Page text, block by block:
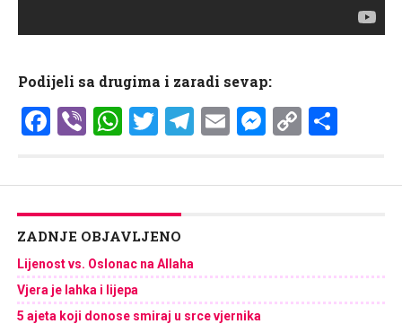
Podijeli sa drugima i zaradi sevap:
Facebook
ViberWhatsApp
Twitter
Telegram
EmailCopy
ZADNJE OBJAVLJENO
Lijenost vs. Oslonac na Allaha
Vjera je lahka i lijepa
5 ajeta koji donose smiraj u srce vjernika